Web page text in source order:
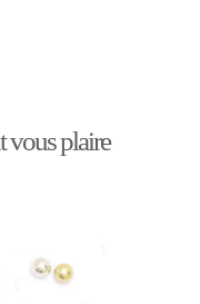
vous plaire